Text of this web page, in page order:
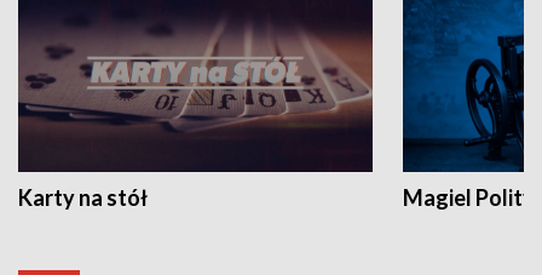
Karty na stół Magiel